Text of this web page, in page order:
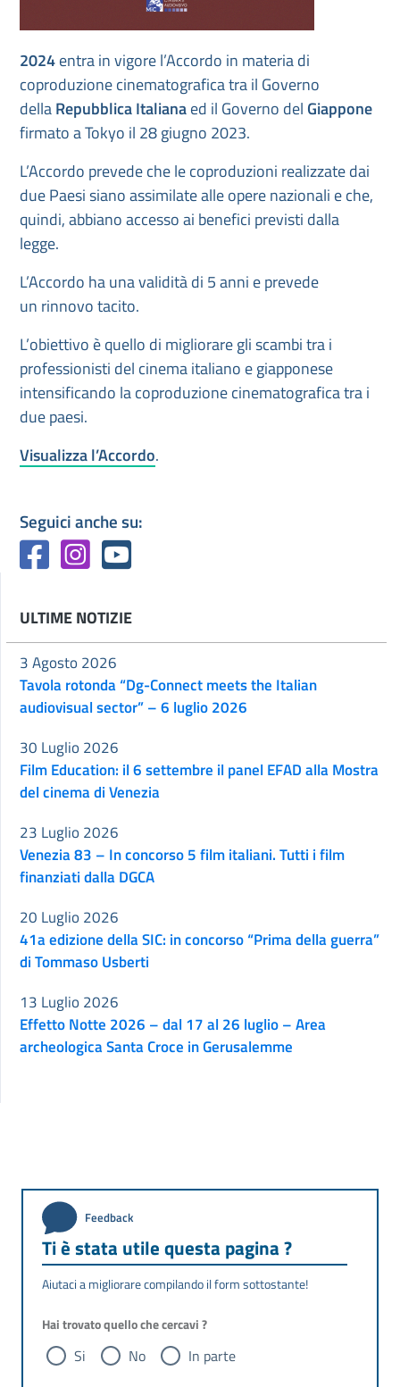
2024entra in vigore l’Accordo in materia di
coproduzione cinematografica tra il Governo
dellaRepubblica Italianaed il Governo del Giappone
firmato a Tokyo il 28 giugno 2023.
L’Accordo prevede che le coproduzioni realizzate dai
due Paesi siano assimilate alle opere nazionali e che,
quindi, abbiano accesso ai benefici previsti dalla
legge.
L’Accordo ha una validità di 5 anni e prevede
un rinnovo tacito.
L’obiettivo è quello di migliorare gli scambi tra i
professionisti del cinema italiano e giapponese
intensificando la coproduzione cinematografica tra i
due paesi.
Visualizza l’Accordo.
Seguici anche su:
ULTIME NOTIZIE
Tavola rotonda “Dg-Connect meets the Italian
audiovisual sector” – 6 luglio 2026
3 Agosto 2026
Film Education: il 6 settembre il panel EFAD alla Mostra
del cinema di Venezia
30 Luglio 2026
Venezia 83 – In concorso 5 film italiani. Tutti i film
finanziati dalla DGCA
23 Luglio 2026
41a edizione della SIC: in concorso “Prima della guerra”
di Tommaso Usberti
20 Luglio 2026
Effetto Notte 2026 – dal 17 al 26 luglio – Area
archeologica Santa Croce in Gerusalemme
13 Luglio 2026
Feedback
Ti è stata utile questa pagina ?
Aiutaci a migliorare compilando il form sottostante!
Hai trovato quello che cercavi ?
Si No In parte